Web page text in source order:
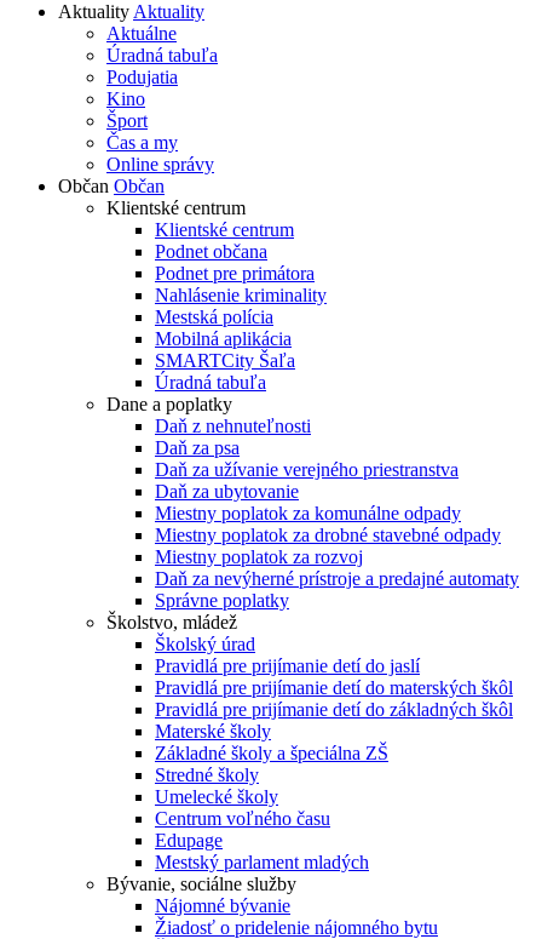
AktualityAktuality
Aktuálne
Úradná tabuľa
Podujatia
Kino
Šport
Čas a my
Online správy
Občan Občan
Klientské centrum
Klientské centrum
Podnet občana
Podnet pre primátora
Nahlásenie kriminality
Mestská polícia
Mobilná aplikácia
SMARTCity Šaľa
Úradná tabuľa
Dane a poplatky
Daň z nehnuteľnosti
Daň za psa
Daň za užívanie verejného priestranstva
Daň za ubytovanie
Miestny poplatok za komunálne odpady
Miestny poplatok za drobné stavebné odpady
Miestny poplatok za rozvoj
Daň za nevýherné prístroje a predajné automaty
Správne poplatky
Školstvo, mládež
Školský úrad
Pravidlá pre prijímanie detí do jaslí
Pravidlá pre prijímanie detí do materských škôl
Pravidlá pre prijímanie detí do základných škôl
Materské školy
Základné školy a špeciálna ZŠ
Stredné školy
Umelecké školy
Centrum voľného času
Edupage
Mestský parlament mladých
Bývanie, sociálne služby
Nájomné bývanie
Žiadosť o pridelenie nájomného bytu